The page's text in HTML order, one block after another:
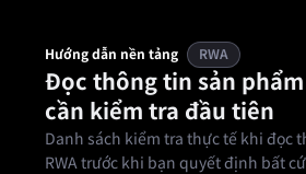
Hướng dẫn nền tảng RWA
Đọc thông tin sản phẩm
cần kiểm tra đầu tiên
Danh sách kiểm tra thực tế khi đọc
RWA trước khi bạn quyết định bất